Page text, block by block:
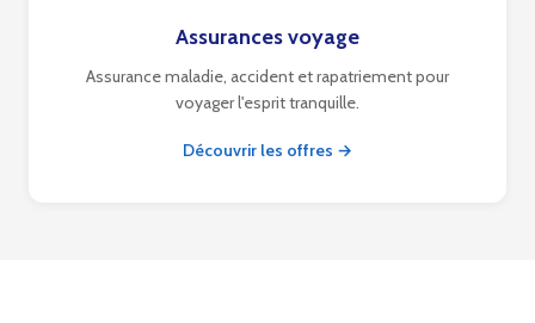
Assurances voyage
Assurance maladie, accident et rapatriement pour
voyager l'esprit tranquille.
Découvrir les offres →